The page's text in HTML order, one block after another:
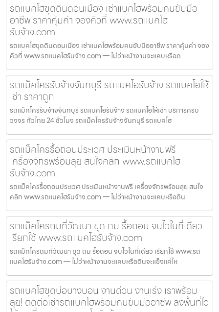
รถแบคโฮขุดดินดอนเมือง เช่าแบคโฮพร้อมคนขับมือ
อาชีพ ราคาคุ้มค่า จองคิวที่ www.รถแบคโฮ
รับจ้าง.com
รถแบคโฮขุดดินดอนเมือง เช่าแบคโฮพร้อมคนขับมืออาชีพ ราคาคุ้มค่า จอง
คิวที่ www.รถแบคโฮรับจ้าง.com — ไม่ว่าหน้างานจะแคบหรือด
รถแม็คโครรับจ้างจันทบุรี รถแบคโฮรับจ้าง รถแบคโฮให้
เช่า ราคาถูก
รถแม็คโครรับจ้างจันทบุรี รถแบคโฮรับจ้าง รถแบคโฮให้เช่า บริการครบ
วงจร ทั่วไทย 24 ชั่วโมง รถแม็คโครรับจ้างจันทบุรี รถแบคโฮ
รถแม็คโครรื้อถอนประเวศ ประเมินหน้างานฟรี
เครื่องจักรพร้อมลุย สนใจคลิก www.รถแบคโฮ
รับจ้าง.com
รถแม็คโครรื้อถอนประเวศ ประเมินหน้างานฟรี เครื่องจักรพร้อมลุย สนใจ
คลิก www.รถแบคโฮรับจ้าง.com — ไม่ว่าหน้างานจะแคบหรือดิน
รถแม็คโครถมที่วัฒนา ขุด ถม รื้อถอน จบไวในที่เดียว
เรียกใช้ www.รถแบคโฮรับจ้าง.com
รถแม็คโครถมที่วัฒนา ขุด ถม รื้อถอน จบไวในที่เดียว เรียกใช้ www.รถ
แบคโฮรับจ้าง.com — ไม่ว่าหน้างานจะแคบหรือดินจะแข็งแค่ไห
รถแบคโฮขุดบ่อบางบอน งานด่วน งานเร่ง เราพร้อม
ลุย! ติดต่อเช่ารถแบคโฮพร้อมคนขับมืออาชีพ ลงพื้นที่ไว